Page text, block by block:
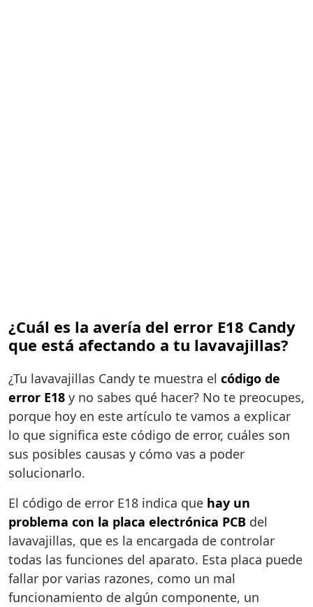
¿Cuál es la avería del error E18 Candy
que está afectando a tu lavavajillas?
¿Tu lavavajillas Candy te muestra el código de
error E18 y no sabes qué hacer? No te preocupes,
porque hoy en este artículo te vamos a explicar
lo que significa este código de error, cuáles son
sus posibles causas y cómo vas a poder
solucionarlo.
El código de error E18 indica que hay un
problema con la placa electrónica PCB del
lavavajillas, que es la encargada de controlar
todas las funciones del aparato. Esta placa puede
fallar por varias razones, como un mal
funcionamiento de algún componente, un